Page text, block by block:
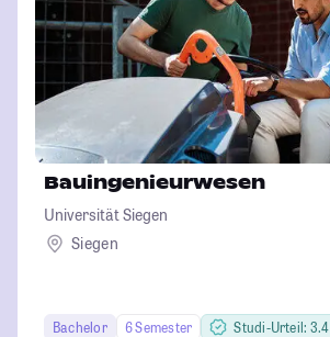
Bauingenieurwesen
Universität Siegen
Siegen
Bachelor 6 Semester
Studi-Urteil: 3.4